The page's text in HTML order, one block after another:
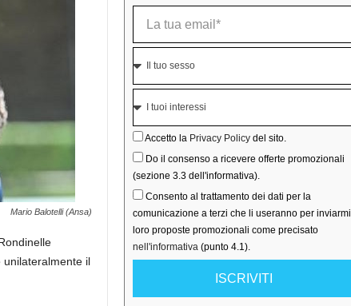
Mario Balotelli (Ansa)
il
Accetto la Privacy Policydel sito.
Do il consenso a ricevere offerte promozionali
(sezione 3.3 dell'informativa).
Consento al trattamento dei dati per la
comunicazione a terzi che li useranno per inviarmi
loro proposte promozionali come precisato
nell'informativa(punto 4.1).
ISCRIVITI